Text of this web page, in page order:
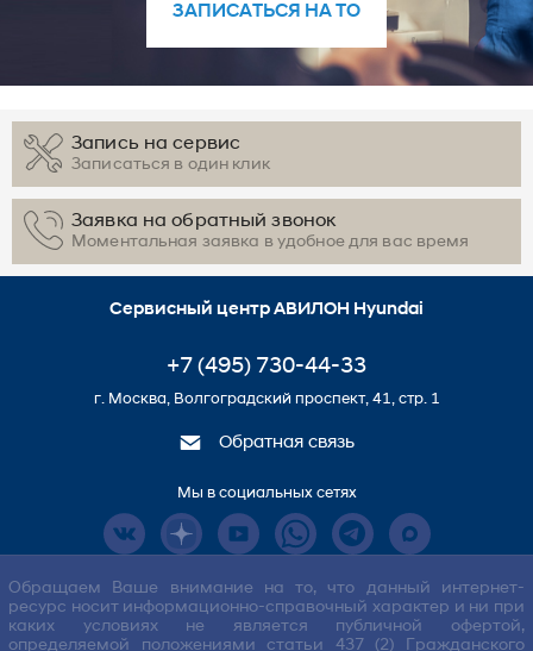
ЗАПИСАТЬСЯ НА ТО
Запись на сервис
Записаться в один клик
Заявка на обратный звонок
Моментальная заявка в удобное для вас время
Сервисный центр АВИЛОН Hyundai
+7 (495) 730-44-33
г. Москва, Волгоградский проспект, 41, стр. 1
Обратная связь
Мы в социальных сетях
Обращаем Ваше внимание на то, что данный интернет-
ресурс носит информационно-справочный характер и ни при
каких условиях не является публичной офертой,
определяемой положениями статьи 437 (2) Гражданского